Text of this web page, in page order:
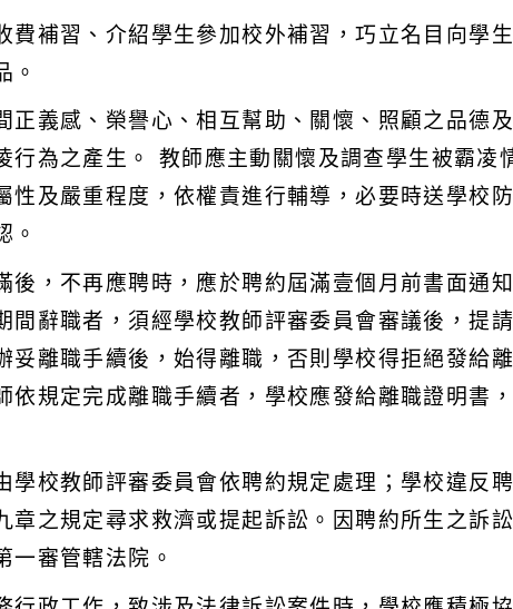
費補習、介紹學生參加校外補習，巧立名目向學
。
正義感、榮譽心、相互幫助、關懷、照顧之品德及
行為之產生。 教師應主動關懷及調查學生被霸凌
性及嚴重程度，依權責進行輔導，必要時送學校防
。
後，不再應聘時，應於聘約屆滿壹個月前書面通
間辭職者，須經學校教師評審委員會審議後，提
妥離職手續後，始得離職，否則學校得拒絕發給
依規定完成離職手續者，學校應發給離職證明書
學校教師評審委員會依聘約規定處理；學校違反聘
章之規定尋求救濟或提起訴訟。因聘約所生之訴
一審管轄法院。